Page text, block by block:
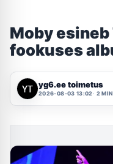
Moby
fookuses
yg6.ee toimetus
2026-08-03 13:02 2